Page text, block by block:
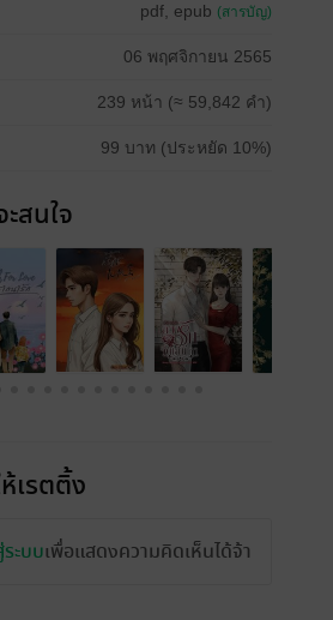
pdf, epub (สารบัญ)
06 พฤศจิกายน 2565
239 หน้า (≈ 59,842 คำ)
99 บาท (ประหยัด 10%)
สนใจ
เรตติ้ง
ระบบเพื่อแสดงความคิดเห็นได้จ้า